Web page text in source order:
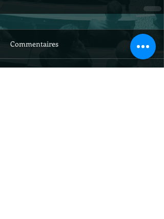
Commentaires